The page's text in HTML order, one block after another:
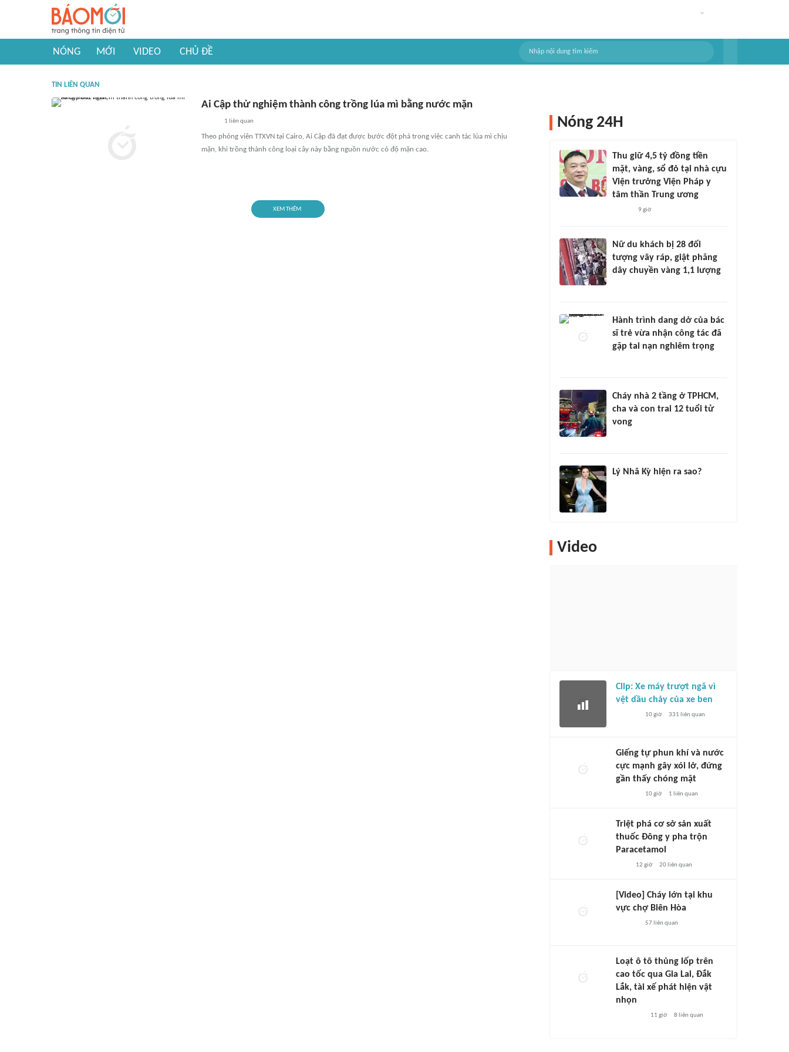
NÓNG MỚI VIDEO CHỦ ĐỀ
TIN LIÊN QUAN
Ai Cập thử nghiệm thành công trồng lúa mì bằng nước mặn
1 liên quan
Theo phóng viên TTXVN tại Cairo, Ai Cập đã đạt được bước đột phá trong việc canh tác lúa mì chịu
mặn, khi trồng thành công loại cây này bằng nguồn nước có độ mặn cao.
XEM THÊM
Nóng 24H
Thu giữ 4,5 tỷ đồng tiền
mặt, vàng, sổ đỏ tại nhà cựu
Viện trưởng Viện Pháp y
tâm thần Trung ương
9 giờ
Nữ du khách bị 28 đối
tượng vây ráp, giật phăng
dây chuyền vàng 1,1 lượng
Hành trình dang dở của bác
sĩ trẻ vừa nhận công tác đã
gặp tai nạn nghiêm trọng
Cháy nhà 2 tầng ở TPHCM,
cha và con trai 12 tuổi tử
vong
Lý Nhã Kỳ hiện ra sao?
Video
Clip: Xe máy trượt ngã vì
vệt dầu chảy của xe ben
10 giờ 331 liên quan
Giếng tự phun khí và nước
cực mạnh gây xói lở, đứng
gần thấy chóng mặt
10 giờ 1 liên quan
Triệt phá cơ sở sản xuất
thuốc Đông y pha trộn
Paracetamol
12 giờ 20liên quan
[Video] Cháy lớn tại khu
vực chợ Biên Hòa
57liên quan
Loạt ô tô thủng lốp trên
cao tốc qua Gia Lai, Đắk
Lắk, tài xế phát hiện vật
nhọn
11 giờ 8 liên quan